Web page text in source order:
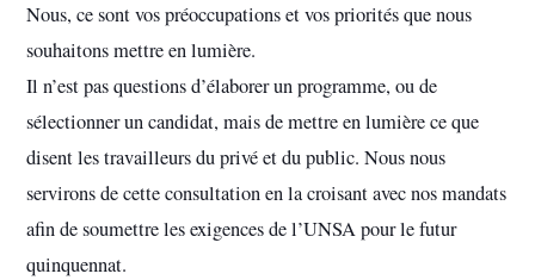
Nous, ce sont vos préoccupations et vos priorités que nous
souhaitons mettre en lumière.
Il n’est pas questions d’élaborer un programme, ou de
sélectionner un candidat, mais de mettre en lumière ce que
disent les travailleurs du privé et du public. Nous nous
servirons de cette consultation en la croisant avec nos mandats
afin de soumettre les exigences de l’UNSA pour le futur
quinquennat.